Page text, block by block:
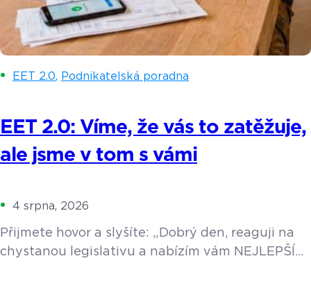
EET 2.0, Podnikatelská poradna
EET 2.0: Víme, že vás to zatěžuje,
ale jsme v tom s vámi
4 srpna, 2026
Přijmete hovor a slyšíte: „Dobrý den, reaguji na
chystanou legislativu a nabízím vám NEJLEPŠÍ